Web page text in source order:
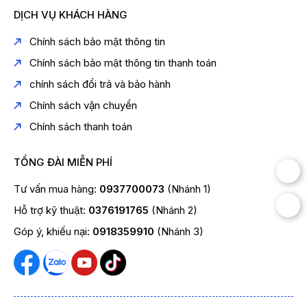
DỊCH VỤ KHÁCH HÀNG
Chính sách bảo mật thông tin
Chính sách bảo mật thông tin thanh toán
chính sách đổi trả và bảo hành
Chính sách vận chuyển
Chính sách thanh toán
TỔNG ĐÀI MIỄN PHÍ
Tư vấn mua hàng: 0937700073 (Nhánh 1)
Hỗ trợ kỹ thuật: 0376191765 (Nhánh 2)
Góp ý, khiếu nại: 0918359910 (Nhánh 3)